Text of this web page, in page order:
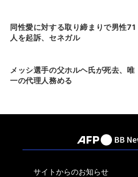
同性愛に対する取り締まりで男性71
人を起訴、セネガル
メッシ選手の父ホルヘ氏が死去、唯
一の代理人務める
サイトからのお知らせ